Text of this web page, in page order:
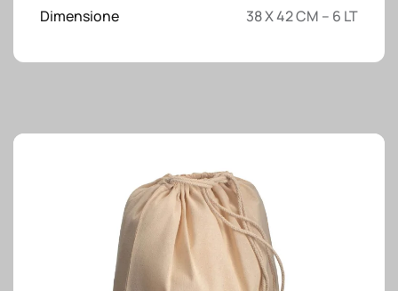
Dimensione 38 X 42 CM – 6 LT